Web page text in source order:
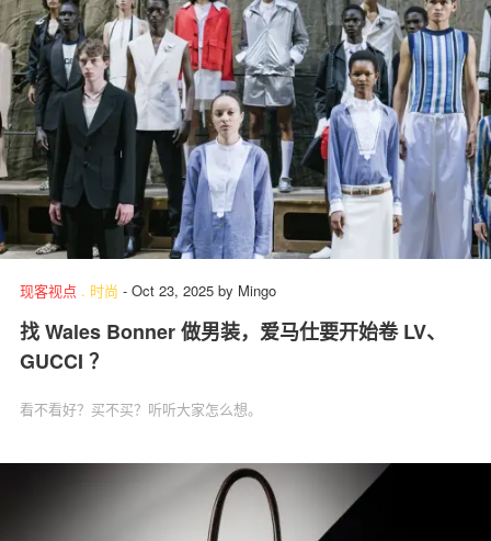
现客视点 . 时尚 - Oct 23, 2025 by Mingo
找 Wales Bonner 做男装，爱马仕要开始卷 LV、
GUCCI ？
看不看好？买不买？听听大家怎么想。